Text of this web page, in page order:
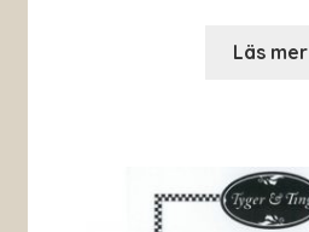
Läs mer